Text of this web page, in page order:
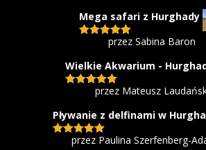
Mega safari z Hurghady
Oceniono5
przez Sabina Baron
Wielkie Akwarium -
Oceniono5
przez Mateusz
Pływanie z delfinami w
Oceniono 5
przez Paulina Szerfenberg-